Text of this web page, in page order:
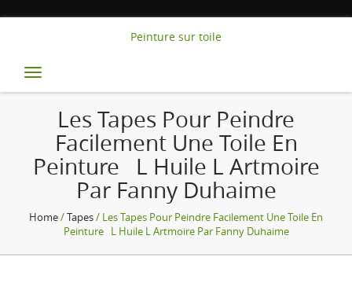
Peinture sur toile
Toggle
navigation
Les Tapes Pour Peindre
Facilement Une Toile En
Peinture L Huile L Artmoire
Par Fanny Duhaime
Home/Tapes/ Les Tapes Pour Peindre Facilement Une Toile En
Peinture L Huile L Artmoire Par Fanny Duhaime